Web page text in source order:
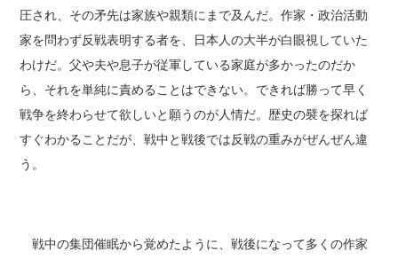
圧され、その矛先は家族や親類にまで及んだ。作家・政治活動
家を問わず反戦表明する者を、日本人の大半が白眼視していた
わけだ。父や夫や息子が従軍している家庭が多かったのだか
ら、それを単純に責めることはできない。できれば勝って早く
戦争を終わらせて欲しいと願うのが人情だ。歴史の襞を探れば
すぐわかることだが、戦中と戦後では反戦の重みがぜんぜん違
う。
戦中の集団催眠から覚めたように、戦後になって多くの作家